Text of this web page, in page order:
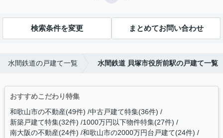
検索条件を変更 まとめてお問い合わせ
水間鉄道の戸建て一覧 水間鉄道 貝塚市役所前駅の戸建て一覧
おすすめこだわり特集
和歌山市の不動産(49件) 中古戸建て特集(36件)
新築戸建て特集(32件) 1000万円以下物件特集(27件)
南大阪の不動産(24件) 和歌山市の2000万円台戸建て(24件)